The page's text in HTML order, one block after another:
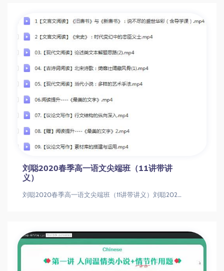
刘聪2020春季高一语文尖端班（11讲带讲
义）
刘聪2020春季高一语文尖端班（11讲带讲义）刘聪2020春季高一语文尖端班（11讲带讲义）